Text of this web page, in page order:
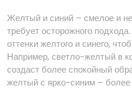
Желтый и синий – смелое и
требует осторожного
оттенки желтого и синего,
Например, светло-желтый в
создаст более спокойный
желтый с ярко-синим –